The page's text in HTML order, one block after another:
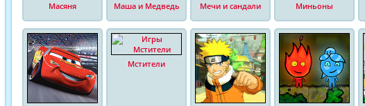
Масяня Маша и Медведь Мечи и сандали Миньоны
Мстители